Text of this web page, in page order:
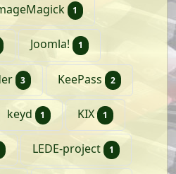
1 artikel
artikelJoomla! 1 artikel
3 artikelenKeePass 2 artikelen
keyd 1 artikelKIX 1 artikel
artikelenLEDE-project 1 artikel